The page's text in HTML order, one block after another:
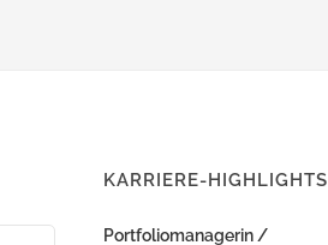
KARRIERE-HIGHLIGHTS
Portfoliomanagerin /